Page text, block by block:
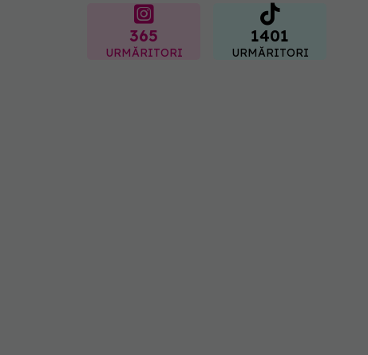
365
URMĂRITORI
1401
URMĂRITORI